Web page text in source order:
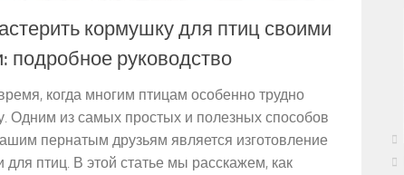
кормушку для птиц своими
подробное руководство
когда многим птицам особенно трудно
Одним из самых простых и полезных способов
пернатым друзьям является изготовление
для птиц. В этой статье мы расскажем, как